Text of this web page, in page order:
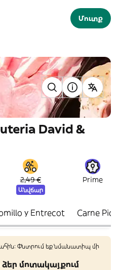
Մուտք
David &
2,49 €
Անվճար
Prime
y Entrecot Carne
Փնտրում եք նմանատիպ մի
ձեր մոտակայքում